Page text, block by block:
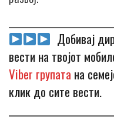
Добивај
вести на твојот
Viber групата на
клик до сите вести.